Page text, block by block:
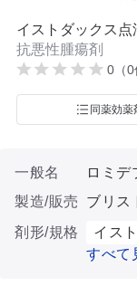
イストダックス点
抗悪性腫瘍剤
0（0
同薬効薬
一般名
ロミデ
製造/販売
ブリス
剤形/規格
イス
すべて